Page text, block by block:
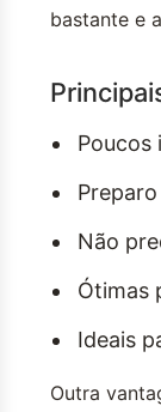
bastante e
Poucos
Não
Ótimas
Ideais
Outra